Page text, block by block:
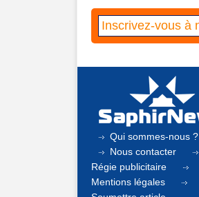
Qui sommes-nous ?
Nous contacter
Régie publicitaire
Mentions légales